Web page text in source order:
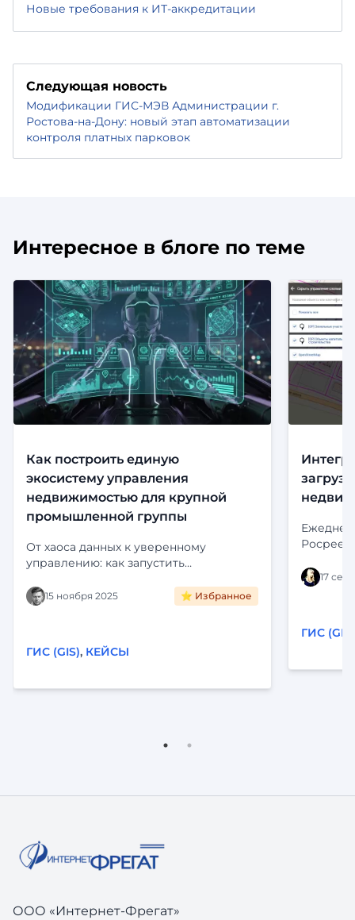
Новые требования к ИТ-аккредитации
Следующая новость
Модификации ГИС-МЭВ Администрации г.
Ростова-на-Дону: новый этап автоматизации
контроля платных парковок
Интересное в блоге по теме
Как построить единую
экосистему управления
недвижимостью для крупной
промышленной группы
От хаоса данных к уверенному
управлению: как запустить
холдинга. Интеграция с ЕГРН,
внедрения «Фарватер-Активы».
15 ноября 2025 ⭐ Избранное
ГИС (GIS), КЕЙСЫ
ручной
важное
17
ГИС (GIS)
ООО «Интернет-Фрегат»